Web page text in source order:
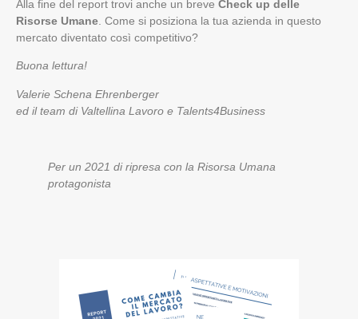
Alla fine del report trovi anche un breve Check up delle
Risorse Umane . Come si posiziona la tua azienda in questo
mercato diventato così competitivo?
Buona lettura!
Valerie Schena Ehrenberger
ed il team di Valtellina Lavoro e Talents4Business
Per un 2021 di ripresa con la Risorsa Umana
protagonista